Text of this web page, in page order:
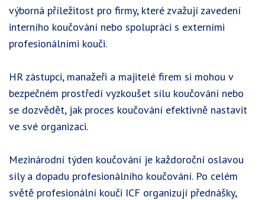
výborná příležitost pro firmy, které zvažují zavedení
interního koučování nebo spolupráci s externími
profesionálními kouči.
HR zástupci, manažeři a majitelé firem si mohou v
bezpečném prostředí vyzkoušet sílu koučování nebo
se dozvědět, jak proces koučování efektivně nastavit
ve své organizaci.
Mezinárodní týden koučování je každoroční oslavou
síly a dopadu profesionálního koučování. Po celém
světě profesionální kouči ICF organizují přednášky,